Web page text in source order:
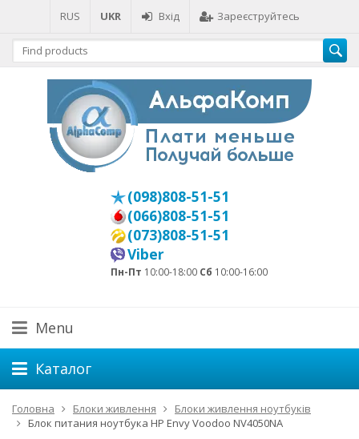
RUS UKR Вхід Зареєструйтесь
(098)808-51-51
(066)808-51-51
(073)808-51-51
Viber
Пн-Пт 10:00-18:00 Сб 10:00-16:00
Menu
Каталог
Головна Блоки живлення
Блоки живлення ноутбуків
Блок питания ноутбука HP Envy Voodoo NV4050NA